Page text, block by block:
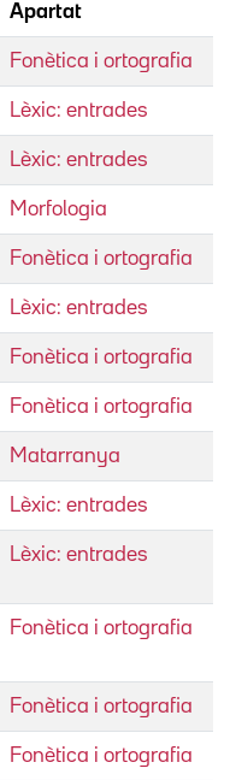
Apartat
Fonètica i ortografia
Lèxic: entrades
Lèxic: entrades
Morfologia
Fonètica i ortografia
Lèxic: entrades
Fonètica i ortografia
Fonètica i ortografia
Matarranya
Lèxic: entrades
Lèxic: entrades
Fonètica i ortografia
Fonètica i ortografia
Fonètica i ortografia